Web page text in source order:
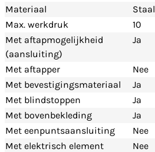
Materiaal
Staal
Max. werkdruk
10
Met aftapmogelijkheid
(aansluiting)
Ja
Met aftapper
Nee
Met bevestigingsmateriaal
Ja
Met blindstoppen
Ja
Met bovenbekleding
Ja
Met eenpuntsaansluiting
Nee
Met elektrisch element
Nee